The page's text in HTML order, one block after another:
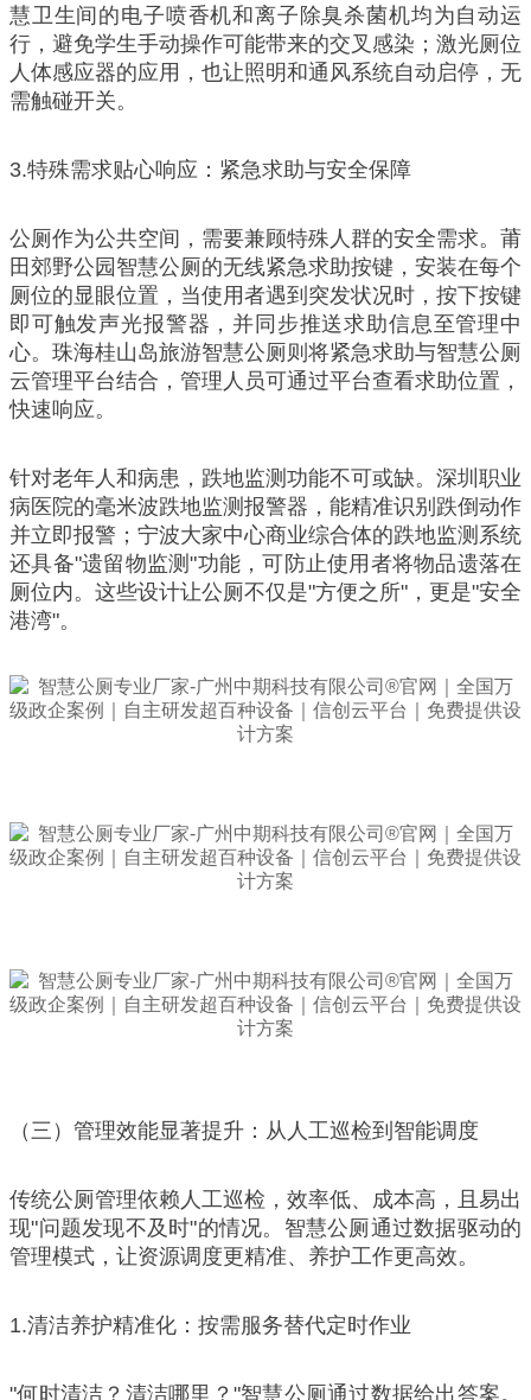
慧卫生间的电子喷香机和离子除臭杀菌机均为自动运
行，避免学生手动操作可能带来的交叉感染；激光厕位
人体感应器的应用，也让照明和通风系统自动启停，无
需触碰开关。
3.特殊需求贴心响应：紧急求助与安全保障
公厕作为公共空间，需要兼顾特殊人群的安全需求。莆
田郊野公园智慧公厕的无线紧急求助按键，安装在每个
厕位的显眼位置，当使用者遇到突发状况时，按下按键
即可触发声光报警器，并同步推送求助信息至管理中
心。珠海桂山岛旅游智慧公厕则将紧急求助与智慧公厕
云管理平台结合，管理人员可通过平台查看求助位置，
快速响应。
针对老年人和病患，跌地监测功能不可或缺。深圳职业
病医院的毫米波跌地监测报警器，能精准识别跌倒动作
并立即报警；宁波大家中心商业综合体的跌地监测系统
还具备"遗留物监测"功能，可防止使用者将物品遗落在
厕位内。这些设计让公厕不仅是"方便之所"，更是"安全
港湾"。
（三）管理效能显著提升：从人工巡检到智能调度
传统公厕管理依赖人工巡检，效率低、成本高，且易出
现"问题发现不及时"的情况。智慧公厕通过数据驱动的
管理模式，让资源调度更精准、养护工作更高效。
1.清洁养护精准化：按需服务替代定时作业
"何时清洁？清洁哪里？"智慧公厕通过数据给出答案。